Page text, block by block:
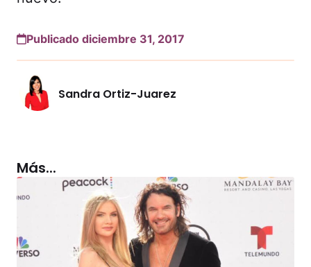
Publicado diciembre 31, 2017
Sandra Ortiz-Juarez
Más...